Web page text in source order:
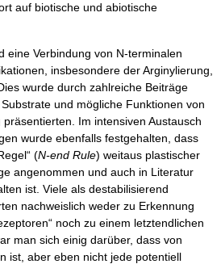
auf biotische und abiotische
eine Verbindung von N-terminalen
insbesondere der Arginylierung,
wurde durch zahlreiche Beiträge
und mögliche Funktionen von
Im intensiven Austausch
wurde ebenfalls festgehalten, dass
(N-end Rule) weitaus plastischer
angenommen und auch in Literatur
ist. Viele als destabilisierend
nachweislich weder zu Erkennung
noch zu einem letztendlichen
man sich einig darüber, dass von
ist, aber eben nicht jede potentiell